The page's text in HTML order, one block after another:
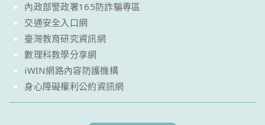
內政部警政署165防詐騙專區
交通安全入口網
臺灣教育研究資訊網
數理科教學分享網
iWIN網路內容防護機構
身心障礙權利公約資訊網